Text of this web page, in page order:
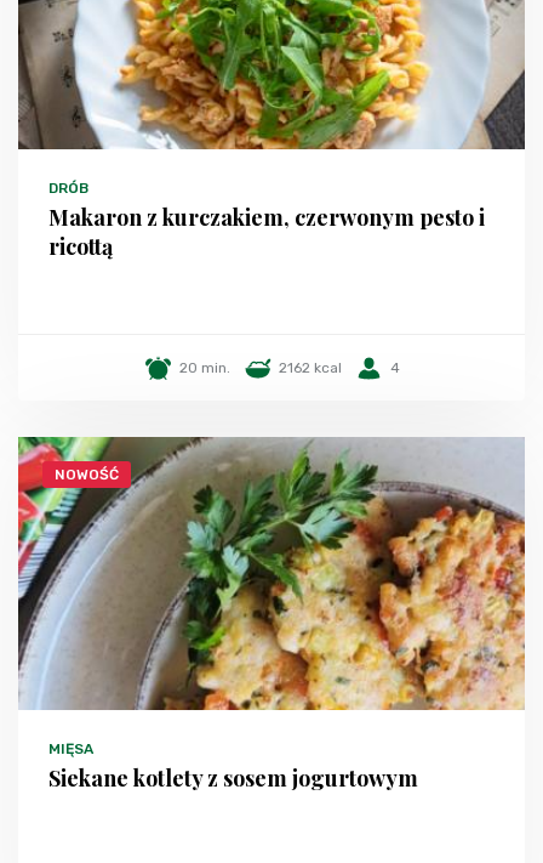
DRÓB
Makaron z kurczakiem, czerwonym pesto i
ricottą
20 min. 2162 kcal 4
NOWOŚĆ
MIĘSA
Siekane kotlety z sosem jogurtowym